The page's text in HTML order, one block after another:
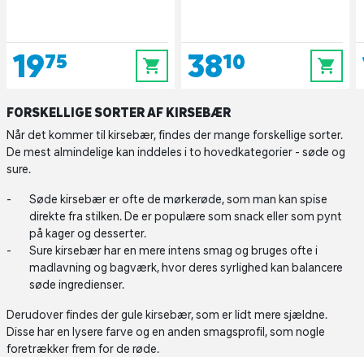
19,75 0 38,10 0
FORSKELLIGE SORTER AF KIRSEBÆR
Når det kommer til kirsebær, findes der mange forskellige sorter.
De mest almindelige kan inddeles i to hovedkategorier - søde og
sure.
Søde kirsebær er ofte de mørkerøde, som man kan spise
direkte fra stilken. De er populære som snack eller som pynt
på kager og desserter.
Sure kirsebær har en mere intens smag og bruges ofte i
madlavning og bagværk, hvor deres syrlighed kan balancere
søde ingredienser.
Derudover findes der gule kirsebær, som er lidt mere sjældne.
Disse har en lysere farve og en anden smagsprofil, som nogle
foretrækker frem for de røde.